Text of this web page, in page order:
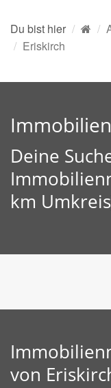
Du bist hier
Eriskirch
Deine
km
von